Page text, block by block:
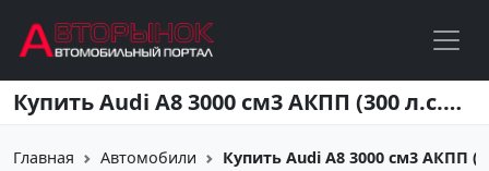
Перейти к основному содержанию Купить Audi A8 3000 см3 АКПП (300 л.с.) Бензин инжектор в Новороссийск: цвет Черный Седан 2011 года по цене 1900000 рублей, объявление №1838 на сайте Авторынок23
Главная Автомобили Купить Audi A8 3000 см3 АКПП